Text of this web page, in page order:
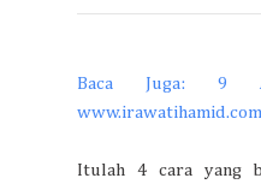
Baca Juga: 9
www.irawatihamid.com
Itulah 4 cara yang